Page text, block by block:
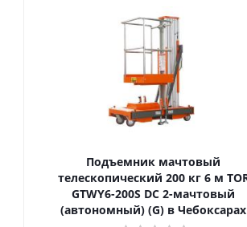
Подъемник мачтовый
телескопический 200 кг 6 м TOR
GTWY6-200S DC 2-мачтовый
(автономный) (G) в Чебоксарах